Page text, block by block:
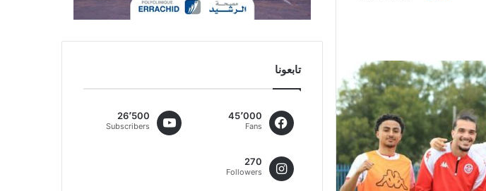
تابعونا
45٬000
Fans
26٬500
Subscribers
270
Followers